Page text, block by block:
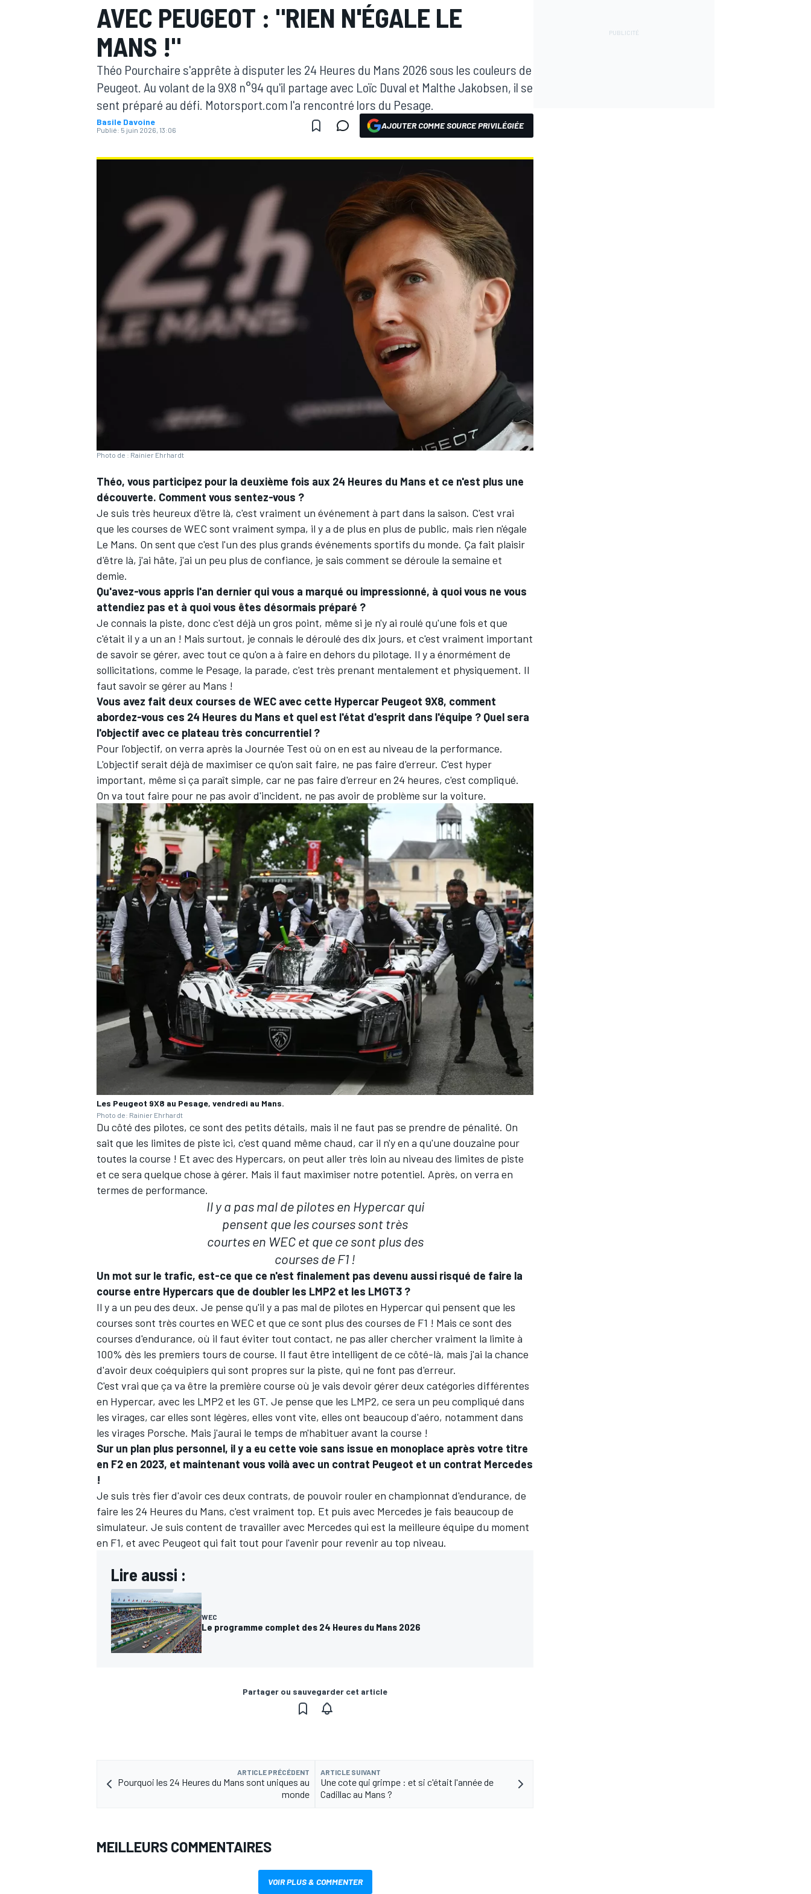
MOTOGP
WRC
WEC
AUTRES CHAMPIONNATS
AVEC PEUGEOT : "RIEN N'ÉGALE LE
MANS !"
Théo Pourchaire s'apprête à disputer les 24 Heures du Mans 2026 sous les couleurs de
Peugeot. Au volant de la 9X8 n°94 qu'il partage avec Loïc Duval et Malthe Jakobsen, il se
sent préparé au défi. Motorsport.com l'a rencontré lors du Pesage.
Basile Davoine
Publié: 5 juin 2026, 13:06 AJOUTER COMME SOURCE PRIVILÉGIÉE
Photo de : Rainier Ehrhardt
Théo, vous participez pour la deuxième fois aux 24 Heures du Mans et ce n'est plus une
découverte. Comment vous sentez-vous ?
Je suis très heureux d'être là, c'est vraiment un événement à part dans la saison. C'est vrai
que les courses de WEC sont vraiment sympa, il y a de plus en plus de public, mais rien n'égale
Le Mans. On sent que c'est l'un des plus grands événements sportifs du monde. Ça fait plaisir
d'être là, j'ai hâte, j'ai un peu plus de confiance, je sais comment se déroule la semaine et
demie.
Qu'avez-vous appris l'an dernier qui vous a marqué ou impressionné, à quoi vous ne vous
attendiez pas et à quoi vous êtes désormais préparé ?
Je connais la piste, donc c'est déjà un gros point, même si je n'y ai roulé qu'une fois et que
c'était il y a un an ! Mais surtout, je connais le déroulé des dix jours, et c'est vraiment important
de savoir se gérer, avec tout ce qu'on a à faire en dehors du pilotage. Il y a énormément de
sollicitations, comme le Pesage, la parade, c'est très prenant mentalement et physiquement. Il
faut savoir se gérer au Mans !
Vous avez fait deux courses de WEC avec cette Hypercar Peugeot 9X8, comment
abordez-vous ces 24 Heures du Mans et quel est l'état d'esprit dans l'équipe ? Quel sera
l'objectif avec ce plateau très concurrentiel ?
Pour l'objectif, on verra après la Journée Test où on en est au niveau de la performance.
L'objectif serait déjà de maximiser ce qu'on sait faire, ne pas faire d'erreur. C'est hyper
important, même si ça paraît simple, car ne pas faire d'erreur en 24 heures, c'est compliqué.
On va tout faire pour ne pas avoir d'incident, ne pas avoir de problème sur la voiture.
Les Peugeot 9X8 au Pesage, vendredi au Mans.
Photo de: Rainier Ehrhardt
Du côté des pilotes, ce sont des petits détails, mais il ne faut pas se prendre de pénalité. On
sait que les limites de piste ici, c'est quand même chaud, car il n'y en a qu'une douzaine pour
toutes la course ! Et avec des Hypercars, on peut aller très loin au niveau des limites de piste
et ce sera quelque chose à gérer. Mais il faut maximiser notre potentiel. Après, on verra en
termes de performance.
Il y a pas mal de pilotes en Hypercar qui
pensent que les courses sont très
courtes en WEC et que ce sont plus des
courses de F1 !
Un mot sur le trafic, est-ce que ce n'est finalement pas devenu aussi risqué de faire la
course entre Hypercars que de doubler les LMP2 et les LMGT3 ?
Il y a un peu des deux. Je pense qu'il y a pas mal de pilotes en Hypercar qui pensent que les
courses sont très courtes en WEC et que ce sont plus des courses de F1 ! Mais ce sont des
courses d'endurance, où il faut éviter tout contact, ne pas aller chercher vraiment la limite à
100% dès les premiers tours de course. Il faut être intelligent de ce côté-là, mais j'ai la chance
d'avoir deux coéquipiers qui sont propres sur la piste, qui ne font pas d'erreur.
C'est vrai que ça va être la première course où je vais devoir gérer deux catégories différentes
en Hypercar, avec les LMP2 et les GT. Je pense que les LMP2, ce sera un peu compliqué dans
les virages, car elles sont légères, elles vont vite, elles ont beaucoup d'aéro, notamment dans
les virages Porsche. Mais j'aurai le temps de m'habituer avant la course !
Sur un plan plus personnel, il y a eu cette voie sans issue en monoplace après votre titre
en F2 en 2023, et maintenant vous voilà avec un contrat Peugeot et un contrat Mercedes
!
Je suis très fier d'avoir ces deux contrats, de pouvoir rouler en championnat d'endurance, de
faire les 24 Heures du Mans, c'est vraiment top. Et puis avec Mercedes je fais beaucoup de
simulateur. Je suis content de travailler avec Mercedes qui est la meilleure équipe du moment
en F1, et avec Peugeot qui fait tout pour l'avenir pour revenir au top niveau.
Lire aussi :
WEC
Le programme complet des 24 Heures du Mans 2026
Partager ou sauvegarder cet article
ARTICLE PRÉCÉDENT
Pourquoi les 24 Heures du Mans sont uniques au
monde
ARTICLE SUIVANT
Une cote qui grimpe : et si c'était l'année de
Cadillac au Mans ?
MEILLEURS COMMENTAIRES
VOIR PLUS & COMMENTER